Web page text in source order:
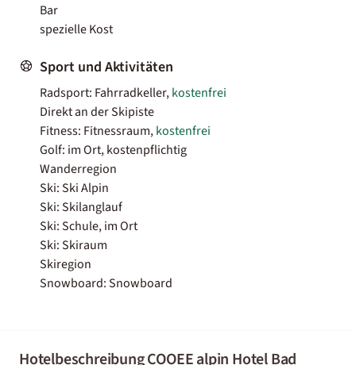
Bar
spezielle Kost
Sport und Aktivitäten
Radsport: Fahrradkeller,kostenfrei
Direkt an der Skipiste
Fitness: Fitnessraum,kostenfrei
Golf: im Ort, kostenpflichtig
Wanderregion
Ski: Ski Alpin
Ski: Skilanglauf
Ski: Schule, im Ort
Ski: Skiraum
Skiregion
Snowboard: Snowboard
Hotelbeschreibung COOEE alpin Hotel Bad